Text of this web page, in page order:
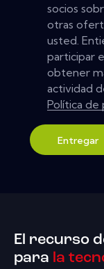
socios
otras
usted.
participar
obtener
actividad
Política de
Entregar
El recurso
para la